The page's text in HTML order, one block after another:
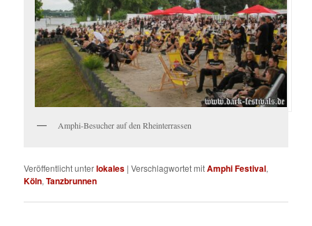
Amphi-Besucher auf den Rheinterrassen
Veröffentlicht unterlokales |Verschlagwortet mitAmphi Festival,
Köln,Tanzbrunnen